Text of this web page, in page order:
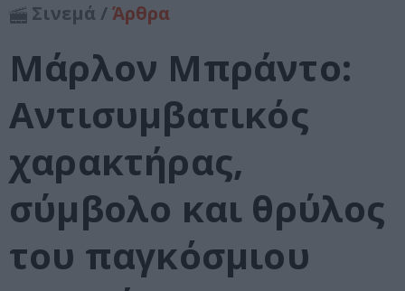
Σινεμά /Άρθρα
Μάρλον Μπράντο:
Αντισυμβατικός
χαρακτήρας,
σύμβολο και θρύλος
του παγκόσμιου